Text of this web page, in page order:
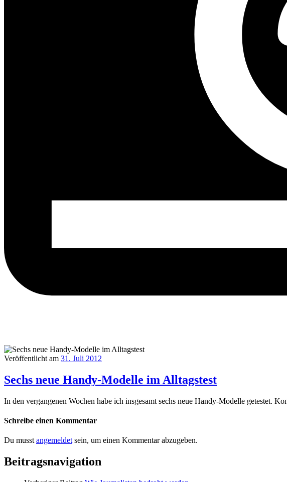
Veröffentlicht am 31. Juli 2012
Sechs neue Handy-Modelle im Alltagstest
In den vergangenen Wochen habe ich insgesamt sechs neue Handy-Modelle getestet.
Schreibe einen Kommentar
Du musst angemeldet sein, um einen Kommentar abzugeben.
Beitragsnavigation